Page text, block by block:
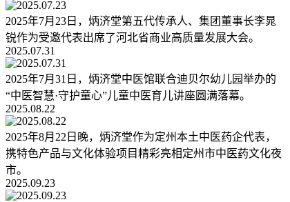
2025年7月23日，炳济堂第五代传承人、集团董事长李晁
锐作为受邀代表出席了河北省商业高质量发展大会。
2025.07.31
2025年7月31日，炳济堂中医馆联合迪贝尔幼儿园举办的
“中医智慧·守护童心”儿童中医育儿讲座圆满落幕。
2025.08.22
2025年8月22日晚，炳济堂作为定州本土中医药企代表，
携特色产品与文化体验项目精彩亮相定州市中医药文化夜
市。
2025.09.23